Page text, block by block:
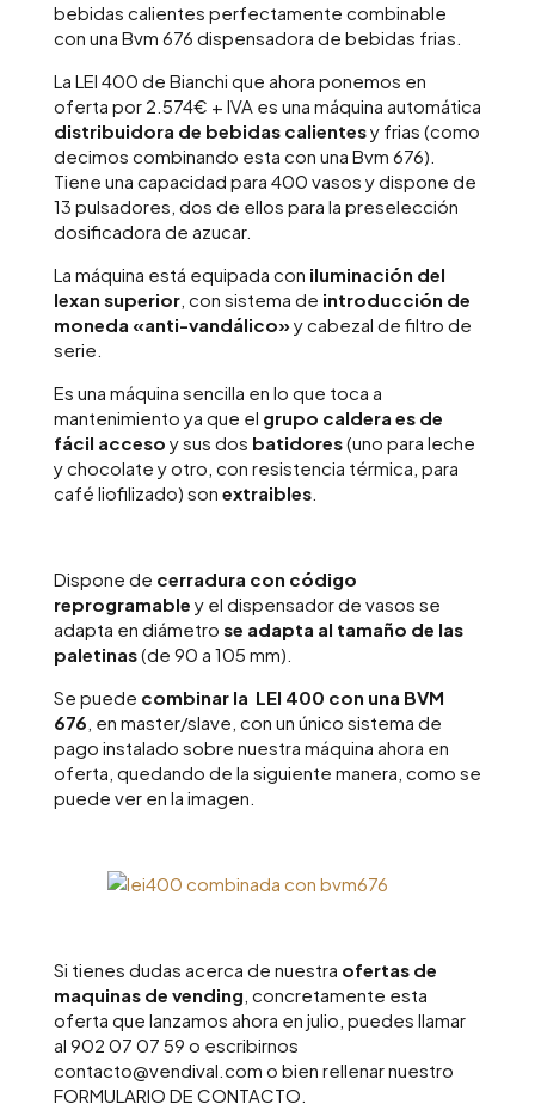
bebidas calientes perfectamente combinable
con una Bvm 676 dispensadora de bebidas frias.
La LEI 400 de Bianchi que ahora ponemos en
oferta por 2.574€ + IVA es una máquina automática
distribuidora de bebidas calientesy frias (como
decimos combinando esta con una Bvm 676).
Tiene una capacidad para 400 vasos y dispone de
13 pulsadores, dos de ellos para la preselección
dosificadora de azucar.
La máquina está equipada con iluminación del
lexan superior, con sistema de introducción de
moneda «anti-vandálico»y cabezal de filtro de
serie.
Es una máquina sencilla en lo que toca a
mantenimiento ya que el grupo caldera es de
fácil acceso y sus dos batidores(uno para leche
y chocolate y otro, con resistencia térmica, para
café liofilizado) son extraibles.
Dispone de cerradura con código
reprogramable y el dispensador de vasos se
adapta en diámetro se adapta al tamaño de las
paletinas(de 90 a 105 mm).
Se puede combinar la LEI 400 con una BVM
676 , en master/slave, con un único sistema de
pago instalado sobre nuestra máquina ahora en
oferta, quedando de la siguiente manera, como se
puede ver en la imagen.
Si tienes dudas acerca de nuestra ofertas de
maquinas de vending , concretamente esta
oferta que lanzamos ahora en julio, puedes llamar
al 902 07 07 59 o escribirnos
contacto@vendival.com o bien rellenar nuestro
FORMULARIO DE CONTACTO.